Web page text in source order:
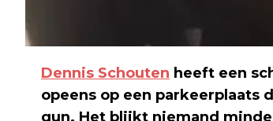
Dennis Schouten heeft een
opeens op een parkeerplaats
gun. Het blijkt niemand